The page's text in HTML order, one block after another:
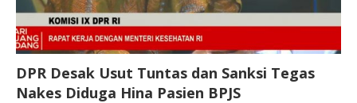
DPR Desak Usut Tuntas dan Sanksi Tegas
Nakes Diduga Hina Pasien BPJS